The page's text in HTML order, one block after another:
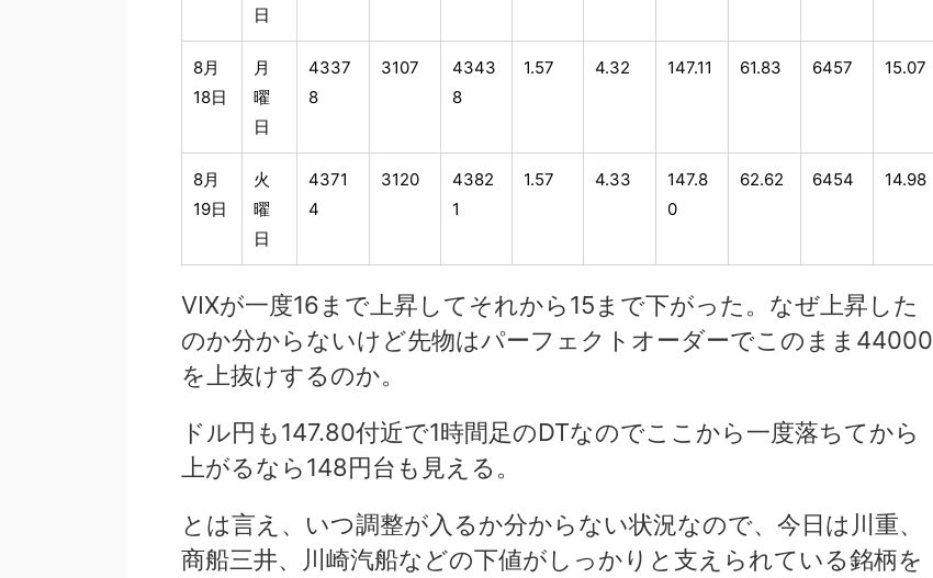
日
8月
18日
月
曜
日
4337
8
3107
4343
8
1.57 4.32 147.11 61.83 6457 15.07
8月
19日
火
曜
日
4371
4
3120
4382
1
1.57 4.33
147.8
0
62.62 6454 14.98
VIXが一度16まで上昇してそれから15まで下がった。なぜ上昇した
のか分からないけど先物はパーフェクトオーダーでこのまま44000
を上抜けするのか。
ドル円も147.80付近で1時間足のDTなのでここから一度落ちてから
上がるなら148円台も見える。
とは言え、いつ調整が入るか分からない状況なので、今日は川重、
商船三井、川崎汽船などの下値がしっかりと支えられている銘柄を